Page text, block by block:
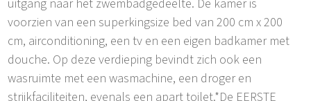
uitgang naar het zwembadgedeelte. De kamer is
voorzien van een superkingsize bed van 200 cm x 200
cm, airconditioning, een tv en een eigen badkamer met
douche. Op deze verdieping bevindt zich ook een
wasruimte met een wasmachine, een droger en
strijkfaciliteiten, evenals een apart toilet.*De EERSTE